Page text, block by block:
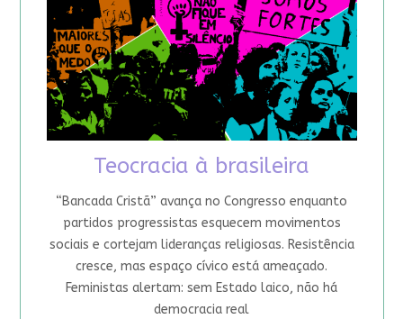
Teocracia à brasileira
“Bancada Cristã” avança no Congresso enquanto
partidos progressistas esquecem movimentos
sociais e cortejam lideranças religiosas. Resistência
cresce, mas espaço cívico está ameaçado.
Feministas alertam: sem Estado laico, não há
democracia real